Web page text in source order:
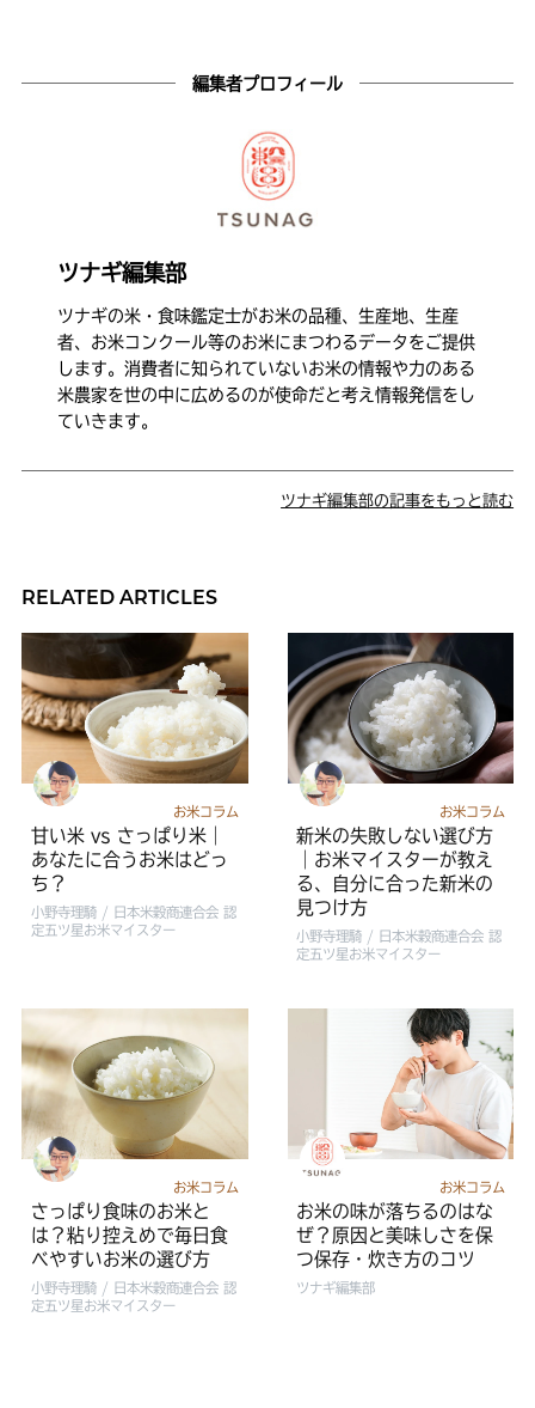
編集者プロフィール
ツナギ編集部
ツナギの米・食味鑑定士がお米の品種、生産地、生産
者、お米コンクール等のお米にまつわるデータをご提供
します。消費者に知られていないお米の情報や力のある
米農家を世の中に広めるのが使命だと考え情報発信をし
ていきます。
ツナギ編集部の記事をもっと読む
RELATED ARTICLES
お米コラム
甘い米 vs さっぱり米｜
あなたに合うお米はどっ
ち？
小野寺理騎 / 日本米穀商連合会 認
定五ツ星お米マイスター
お米コラム
新米の失敗しない選び方
｜お米マイスターが教え
る、自分に合った新米の
見つけ方
小野寺理騎 / 日本米穀商連合会 認
定五ツ星お米マイスター
お米コラム
さっぱり食味のお米と
は？粘り控えめで毎日食
べやすいお米の選び方
小野寺理騎 / 日本米穀商連合会 認
定五ツ星お米マイスター
お米コラム
お米の味が落ちるのはな
ぜ？原因と美味しさを保
つ保存・炊き方のコツ
ツナギ編集部